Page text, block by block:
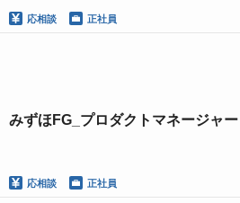
応相談 正社員
みずほFG_プロダクトマネージャー
応相談 正社員